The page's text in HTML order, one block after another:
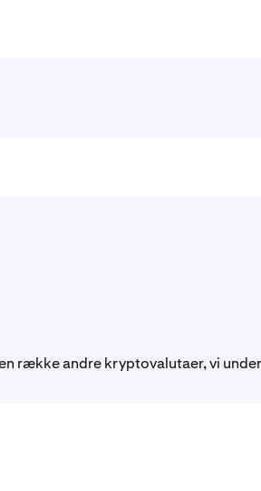
række andre kryptovalutaer, vi